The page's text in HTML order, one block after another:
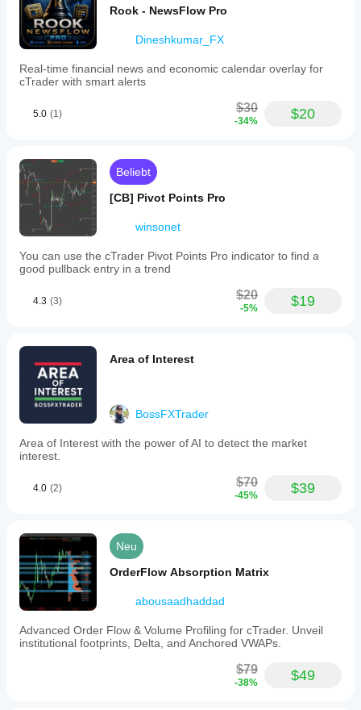
EURUSD H1 mit Period=20 zeigt starke Korrelation
während einer Trendphase.
BTCUSD 1H zeigt oszillatorisches Verhalten und
Perioden negativer Korrelation.
XAUUSD 15m zeigt Scalping-Einsatz mit kurzer
Period.
close
prices
and
the
series
shifted
one
bar
specified
period.
This
calculation
uses
standard
covariance
variance
formulas
generate
per
bar.
Traders
can
indicator
to
trend
strength
reversals,
applying
threshold
crossings
or
sustained
changes
correlation
as
Rook - NewsFlow Pro
Dineshkumar_FX
Real-time financial news and economic calendar overlay for
cTrader with smart alerts
5.0 (1) $30
-34% $20
Beliebt
[CB] Pivot Points Pro
winsonet
You can use the cTrader Pivot Points Pro indicator to find a
good pullback entry in a trend
4.3 (3) $20
-5% $19
Area of Interest
BossFXTrader
Area of Interest with the power of AI to detect the market
interest.
4.0 (2) $70
-45% $39
Neu
OrderFlow Absorption Matrix
abousaadhaddad
Advanced Order Flow & Volume Profiling for cTrader. Unveil
institutional footprints, Delta, and Anchored VWAPs.
$79
-38% $49